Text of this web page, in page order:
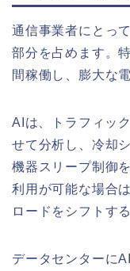
通信事業者にとっ
部分を占めます。
間稼働し、膨大な
AIは、トラフィッ
せて分析し、冷却
機器スリープ制御
利用が可能な場合
ロードをシフトす
データセンターに